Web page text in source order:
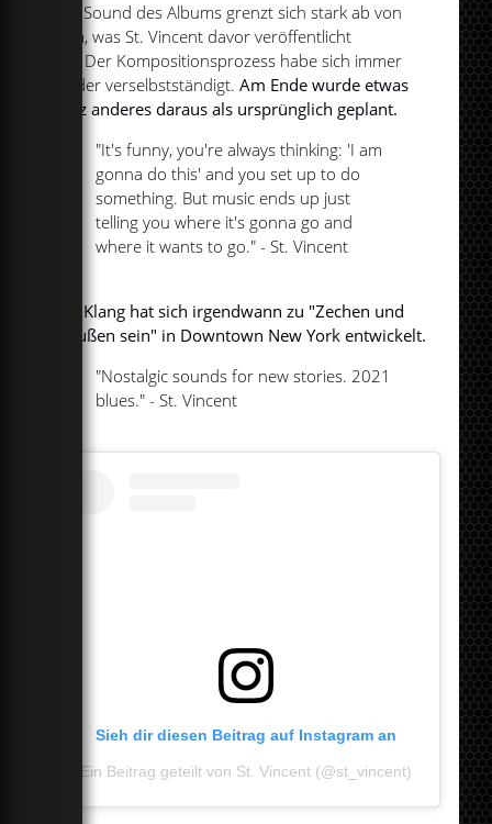
Der Sound des Albums grenzt sich stark ab von
dem, was St. Vincent davor veröffentlicht
hat. Der Kompositionsprozess habe sich immer
wieder verselbstständigt. Am Ende wurde etwas
ganz anderes daraus als ursprünglich geplant.
"It's funny, you're always thinking: 'I am
gonna do this' and you set up to do
something. But music ends up just
telling you where it's gonna go and
where it wants to go." - St. Vincent
Der Klang hat sich irgendwann zu "Zechen und
draußen sein" in Downtown New York entwickelt.
"Nostalgic sounds for new stories. 2021
blues." - St. Vincent
Sieh dir diesen Beitrag auf Instagram an
Ein Beitrag geteilt von St. Vincent (@st_vincent)